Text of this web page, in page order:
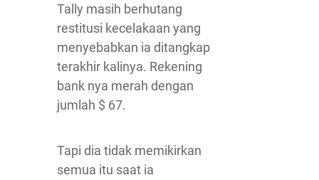
Tally masih berhutang
restitusi kecelakaan yang
menyebabkan ia ditangkap
terakhir kalinya. Rekening
bank nya merah dengan
jumlah $ 67.
Tapi dia tidak memikirkan
semua itu saat ia